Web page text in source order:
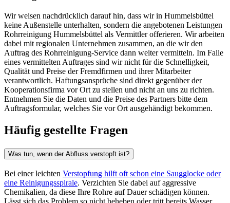
Hotline, und wir stellen den Kontakt zu einem geeigneten
Kooperationspartner für Sie her.
Was kostet eine Abflussreinigung in Hummelsbüttel?
Die Kosten für eine Abflussreinigung in Hummelsbüttelhängen
vom Aufwand, der Ursache der Verstopfung und dem jeweiligen
Kooperationspartner ab. Da wir als Vermittler auftreten, nennt Ihnen
der zuständige Partner vor Ort ein transparentes Angebot, bevor die
Arbeiten beginnen.
Dusche oder Toilette nur noch langsam oder gar nicht mehr abfließt,
unangenehme Gerüche aus dem Abfluss aufsteigen oder es
Rohrleitungen, kann eine professionelle Rohrreinigung sinnvoll
sein.